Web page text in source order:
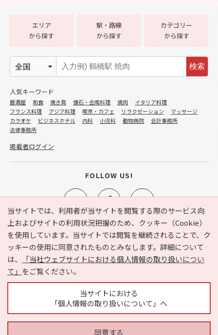
当サイトでは、利用者が当サイトを閲覧する際のサービス向
上およびサイトの利用状況把握のため、クッキー（Cookie）
を使用しています。当サイトでは閲覧を継続されることで、ク
ッキーの使用に同意されたものとみなします。詳細について
は、
「当社ウェブサイトにおける個人情報の取り扱いについ
て」 をご覧ください。
当サイトにおける
「個人情報の取り扱いについて」へ
同意する
e-NAVITA（イーナビタ）とは？ お気に入り
ヘルプ
利用規約
個人情報の取り扱いについて
運営会社
サイトマップ
広告掲載に関するお問い合わせ
エリア
から探す
駅・路線
から探す
カテゴリー
から探す
検索
人気キーワード
居酒屋 和食 焼き鳥 懐石・会席料理 焼肉
イタリア料理
フランス料理
アジア料理 喫茶・カフェ リラクゼーション
マッサージ
カラオケ
ビジネスホテル 内科 小児科 動物病院
会計事務所
法律事務所
掲載者ログイン
FOLLOW US!